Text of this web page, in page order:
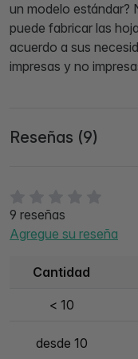
9 reseñas
Agregue su reseña
Cantidad
< 10
desde 10
un modelo estándar?
puede fabricar las
acuerdo a sus
impresas y no
Reseñas (9)